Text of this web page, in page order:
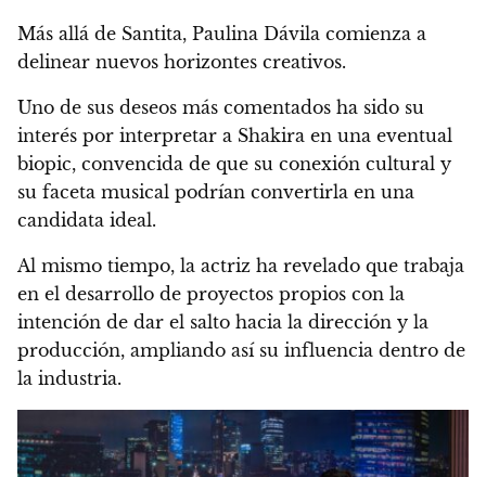
Más allá de Santita, Paulina Dávila comienza a
delinear nuevos horizontes creativos.
Uno de sus deseos más comentados ha sido su
interés por interpretar a Shakira en una eventual
biopic, convencida de que su conexión cultural y
su faceta musical podrían convertirla en una
candidata ideal.
Al mismo tiempo, la actriz ha revelado que trabaja
en el desarrollo de proyectos propios con la
intención de dar el salto hacia la dirección y la
producción, ampliando así su influencia dentro de
la industria.